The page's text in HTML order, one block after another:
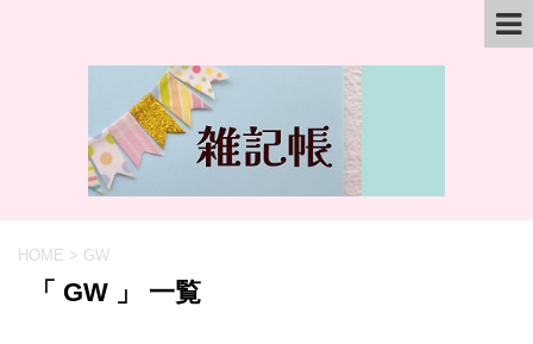
HOME > GW
「 GW 」 一覧